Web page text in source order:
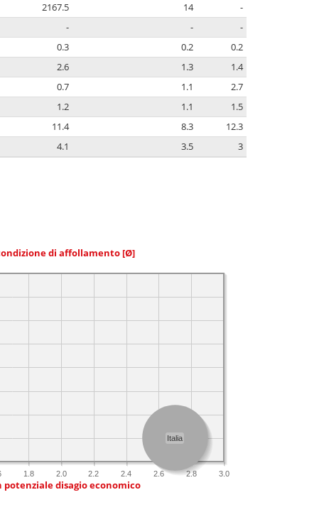
2167.5 14
-
- -
-
0.3 0.2
0.2
2.6 1.3
1.4
0.7 1.1
2.7
1.2 1.1
1.5
11.4 8.3
12.3
4.1 3.5 3
di affollamento [Ø]
1.8 2.0 2.2 2.4 2.6 2.8 3.0
Italia
disagio economico